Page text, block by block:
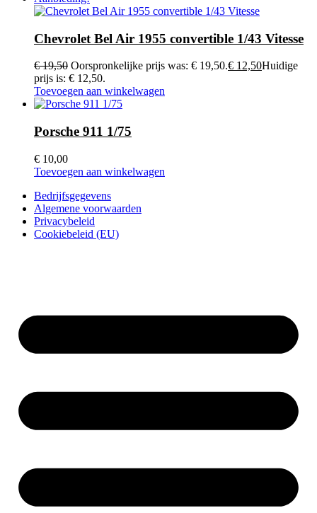
Chevrolet Bel Air 1955 convertible 1/43 Vitesse
€19,50 Oorspronkelijke prijs was: € 19,50.€ 12,50Huidige
prijs is: € 12,50.
Toevoegen aan winkelwagen
Porsche 911 1/75
€ 10,00
Toevoegen aan winkelwagen
Bedrijfsgegevens
Algemene voorwaarden
Privacybeleid
Cookiebeleid (EU)